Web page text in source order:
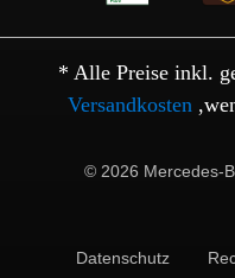
* Alle Preise inkl.
Versandkosten
© 2026 Mercedes-
Datenschutz